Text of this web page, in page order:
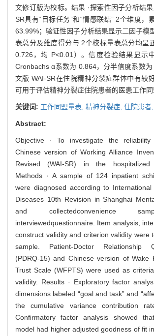
文修订版为校标。结果 ·探索性因子分析结
SR具有“目标任务”和“情感联结” 2个维度，
63.99%；验证性因子分析结果显示二因子模
表总分及维度得分与 2个校标量表总分均呈
0.726，均 P<0.01）。信度检验结果显示
Cronbachs α系数为 0.864，分半信度系数为
文版 WAI-SR在住院精神分裂症群体中有较
可用于评估精神分裂症住院患者的医患工作同
关键词: 工作同盟量表, 精神分裂症, 住院患者,
Abstract:
Objective · To investigate the
Chinese version of Working Alliance
Revised (WAI-SR) in the hospitalized
Methods · A sample of 124 inpatient
were diagnosed according to
Diseases 10th Revision in Shanghai
and collectedconvenience
interviewedquestionnaire. Item analysis,
construct validity and criterion validity were
sample. Patient-Doctor Relationship
(PDRQ-15) and Chinese version of Wake
Trust Scale (WFPTS) were used as
validity. Results · Exploratory factor
dimensions labeled “goal and task” and
the cumulative variance contribution
Confirmatory factor analysis showed
model had higher adjusted goodness of fit